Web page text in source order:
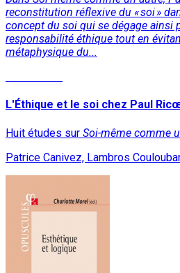
reconstitution réflexive du « soi »
concept du soi qui se dégage ainsi
responsabilité éthique tout en
métaphysique du...
L'Éthique et le soi chez Paul
Huit études sur Soi-même comme
Patrice Canivez, Lambros